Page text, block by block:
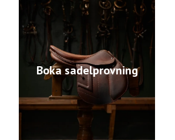
Boka sadelprovning